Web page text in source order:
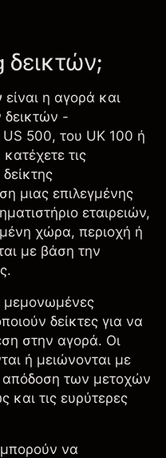
δεικτών;
είναι η αγορά και
-
500, του UK 100 ή
τις
μιας επιλεγμένης
εταιρειών,
χώρα, περιοχή ή
με βάση την
μεμονωμένες
δείκτες για να
στην αγορά. Οι
ή μειώνονται με
απόδοση των μετοχών
και τις ευρύτερες
να